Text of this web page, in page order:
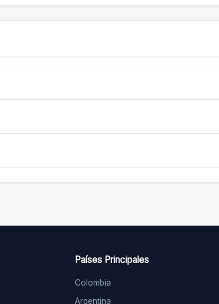
Países Principales
Colombia
Argentina